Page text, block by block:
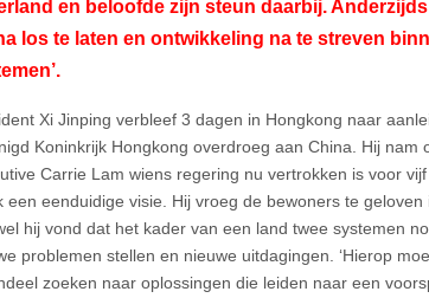
en beloofde zijn steun daarbij.
los te laten en ontwikkeling na te streven
Xi Jinping verbleef 3 dagen in Hongkong naar
Koninkrijk Hongkong overdroeg aan China. Hij nam
Carrie Lam wiens regering nu vertrokken is voor
een eenduidige visie. Hij vroeg de bewoners te
hij vond dat het kader van een land twee systemen
problemen stellen en nieuwe uitdagingen. ‘Hierop
zoeken naar oplossingen die leiden naar een